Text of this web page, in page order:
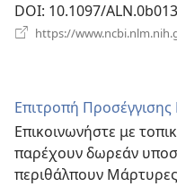
DOI‎: 10.1097/
https://
Επιτροπή
Επικοινωνήστε με
παρέχουν δωρεάν
περιθάλπουν Μάρτυρες